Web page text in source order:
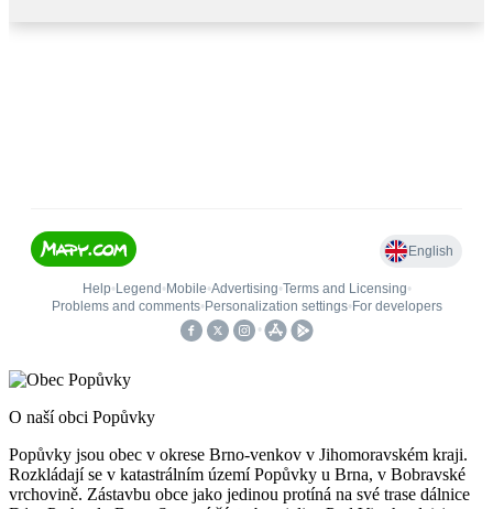
O naší obci Popůvky
Popůvky jsou obec v okrese Brno-venkov v Jihomoravském kraji.
Rozkládají se v katastrálním území Popůvky u Brna, v Bobravské
vrchovině. Zástavbu obce jako jedinou protíná na své trase dálnice